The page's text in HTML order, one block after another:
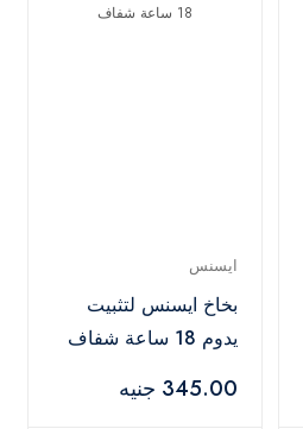
ايسنس
بخاخ ايسنس لتثبيت
يدوم 18 ساعة شفاف
345.00 جنيه